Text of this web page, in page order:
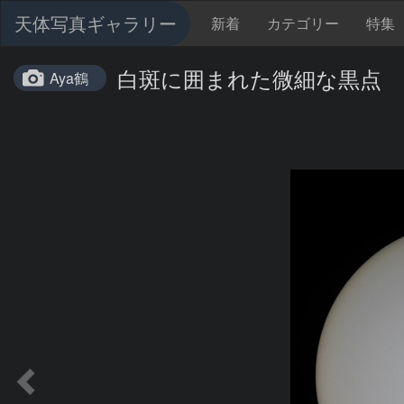
天体写真ギャラリー 新着 カテゴリー 特集
Aya鶴 白斑に囲まれた微細な黒点